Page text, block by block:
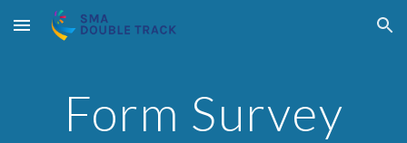
Skip to main content Skip to navigation
Form Survey